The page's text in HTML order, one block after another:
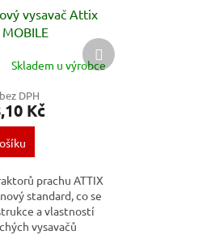
vysavač Attix
Skladem u výrobce
DPH
Kč
prachu ATTIX
standard, co se
a vlastností
vysavačů
Další
produkt